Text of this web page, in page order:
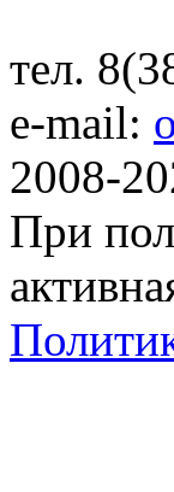
тел.
e-mail:
2008-
При